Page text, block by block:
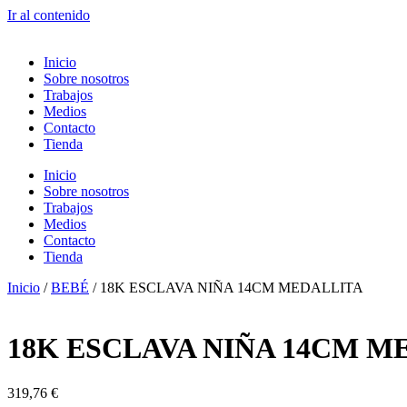
Ir al contenido
Inicio
Sobre nosotros
Trabajos
Medios
Contacto
Tienda
Inicio
Sobre nosotros
Trabajos
Medios
Contacto
Tienda
Inicio /BEBÉ / 18K ESCLAVA NIÑA 14CM MEDALLITA
18K ESCLAVA NIÑA 14CM
319,76 €